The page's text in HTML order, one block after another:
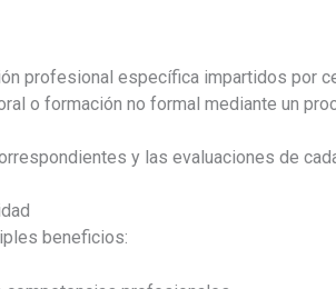
profesional específica impartidos por
o formación no formal mediante un
y las evaluaciones de
beneficios: